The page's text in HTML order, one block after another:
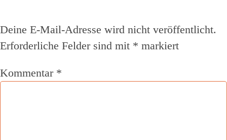
Deine E-Mail-Adresse wird nicht veröffentlicht.
Erforderliche Felder sind mit * markiert
Kommentar *